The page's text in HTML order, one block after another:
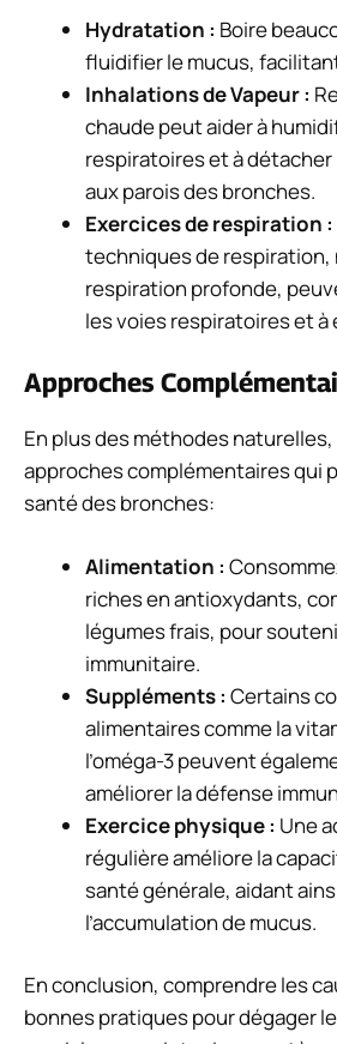
Hydratation : Boire
fluidifier le mucus,
Inhalations de Vapeur :
chaude peut aider à
respiratoires et à détacher
aux parois des bronches.
Exercices de respiration :
techniques de respiration,
respiration profonde,
les voies respiratoires et à
Approches
En plus des méthodes
approches complémentaires qui
santé des bronches:
Alimentation :
riches en antioxydants,
légumes frais, pour
immunitaire.
Suppléments : Certains
alimentaires comme la
l’oméga-3 peuvent
améliorer la défense
Exercice physique : Une
régulière améliore la
santé générale, aidant
l’accumulation de mucus.
En conclusion, comprendre les
bonnes pratiques pour dégager